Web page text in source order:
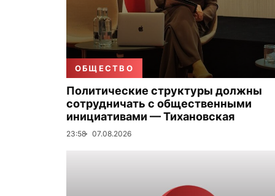
ОБЩЕСТВО
Политические структуры должны
сотрудничать с общественными
инициативами — Тихановская
23:58 07.08.2026